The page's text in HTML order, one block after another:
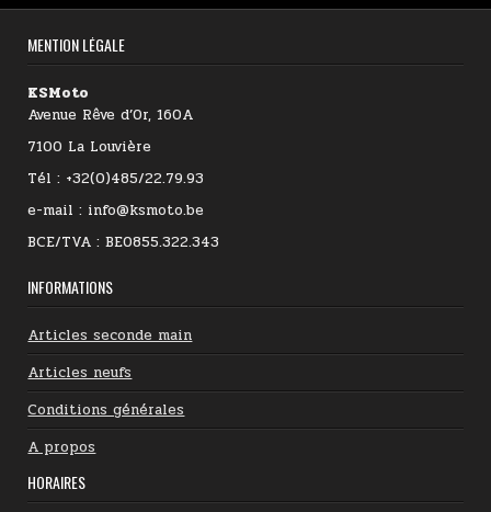
MENTION LÉGALE
KSMoto
Avenue Rêve d’Or, 160A
7100 La Louvière
Tél : +32(0)485/22.79.93
e-mail : info@ksmoto.be
BCE/TVA : BE0855.322.343
INFORMATIONS
Articles seconde main
Articles neufs
Conditions générales
A propos
HORAIRES